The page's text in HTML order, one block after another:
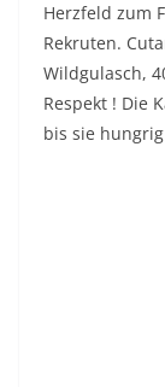
Herzfeld zum
Rekruten.
Wildgulasch,
Respekt ! Die
bis sie